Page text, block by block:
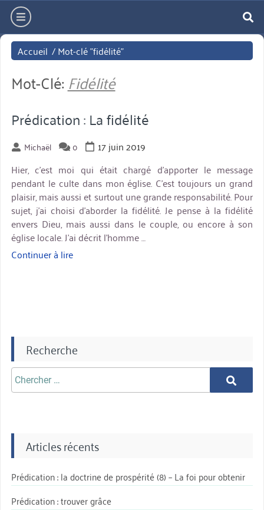
Aller
directement
au
contenu
hamburger
Accueil /Mot-clé "fidélité"
Mot-Clé: Fidélité
Prédication : La fidélité
Michaël 0
17 juin 2019
Hier, c’est moi qui était chargé d’apporter le message
pendant le culte dans mon église. C’est toujours un grand
plaisir, mais aussi et surtout une grande responsabilité. Pour
sujet, j’ai choisi d’aborder la fidélité. Je pense à la fidélité
envers Dieu, mais aussi dans le couple, ou encore à son
église locale. J’ai décrit l’homme …
Continuer à lire« Prédication
Recherche
Chercher
aprè:
Chercher
Articles récents
Prédication : la doctrine de prospérité (8) – La foi pour obtenir
Prédication : trouver grâce